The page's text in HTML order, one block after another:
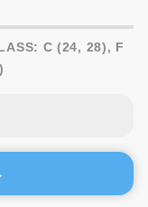
C (24, 28), F